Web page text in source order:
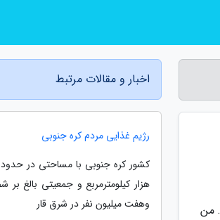
من
اخبار و مقالات مرتبط
رژیم غذایی مردم کره جنوبی
کشور کره جنوبی با مساحتی در
هزار کیلومترمربع و جمعیتی بالغ
وهفت میلیون نفر در شرق قار